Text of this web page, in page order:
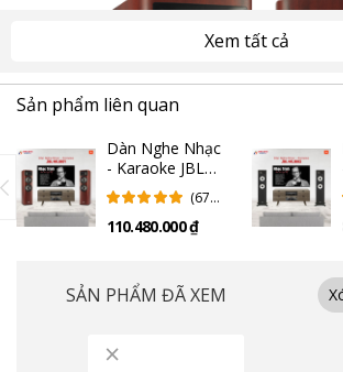
Xem tất cả
Sản phẩm liên quan
Dàn Nghe Nhạc
- Karaoke JBL
NKJB01 (Chính
Hãng)
(67
Giá)
110.480.000 ₫
SẢN PHẨM ĐÃ XEM
×